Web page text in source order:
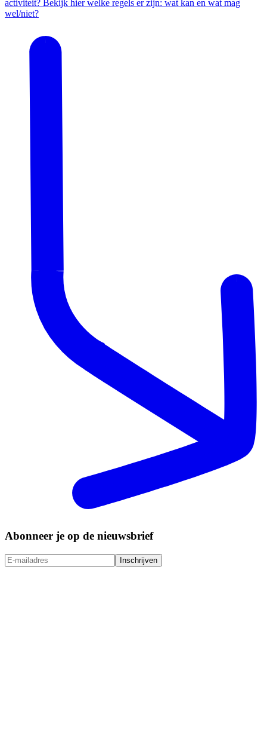
activiteit? Bekijk hier welke regels er zijn: wat kan en wat mag
wel/niet?
Abonneer je op de nieuwsbrief
Inschrijven